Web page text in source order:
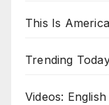
This Is
Trending
Videos: